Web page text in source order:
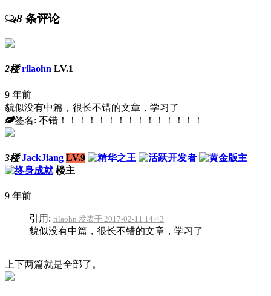
8 条评论
2楼 rilaohn LV.1
9 年前
貌似没有中篇，很长不错的文章，学习了
签名: 不错！！！！！！！！！！！！！！！
3楼 JackJiang LV.9
楼主
9 年前
引用: rilaohn 发表于 2017-02-11 14:43
貌似没有中篇，很长不错的文章，学习了
上下两篇就是全部了。